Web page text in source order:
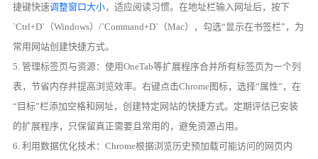
捷键快速调整窗口大小，适应阅读习惯。在地址栏输入网址后，按下
`Ctrl+D`（Windows）/`Command+D`（Mac），勾选“显示在书签栏”，为
常用网站创建快捷方式。
5. 管理标签页与资源：使用OneTab等扩展程序合并所有标签页为一个列
表，节省内存并提高浏览效率。右键点击Chrome图标，选择“属性”，在
“目标”栏添加空格和网址，创建特定网站的快捷方式。定期评估已安装
的扩展程序，只保留真正需要且常用的，避免资源占用。
6. 利用数据优化技术：Chrome根据浏览历史预加载可能访问的网页内